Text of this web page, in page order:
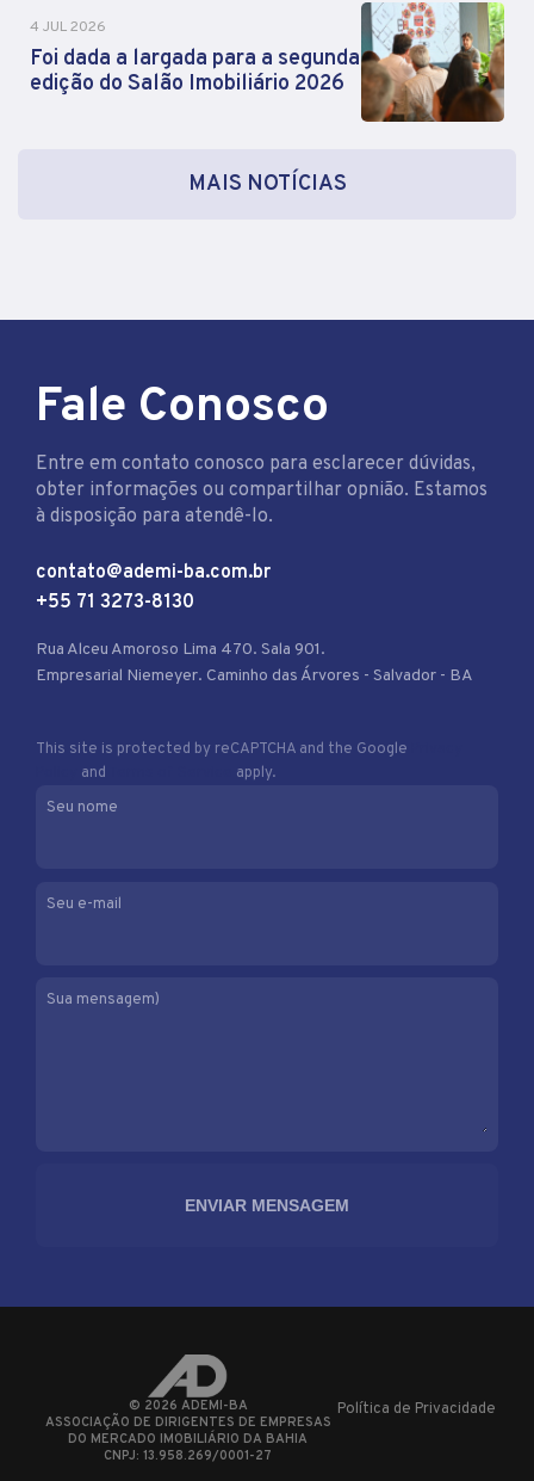
4 JUL 2026
Foi dada a largada para a segunda
edição do Salão Imobiliário 2026
MAIS NOTÍCIAS
Fale Conosco
Entre em contato conosco para esclarecer dúvidas,
obter informações ou compartilhar opnião. Estamos
à disposição para atendê-lo.
contato@ademi-ba.com.br
+55 71 3273-8130
Rua Alceu Amoroso Lima 470. Sala 901.
Empresarial Niemeyer. Caminho das Árvores - Salvador - BA
This site is protected by reCAPTCHA and the Google
and
apply.
Seu nome
Seu e-mail
Sua mensagem)
© 2026 ADEMI-BA
ASSOCIAÇÃO DE DIRIGENTES DE EMPRESAS
DO MERCADO IMOBILIÁRIO DA BAHIA
CNPJ: 13.958.269/0001-27
Política de Privacidade